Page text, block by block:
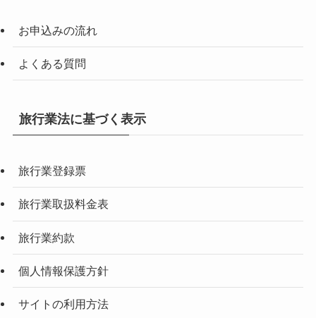
お申込みの流れ
よくある質問
旅行業法に基づく表示
旅行業登録票
旅行業取扱料金表
旅行業約款
個人情報保護方針
サイトの利用方法